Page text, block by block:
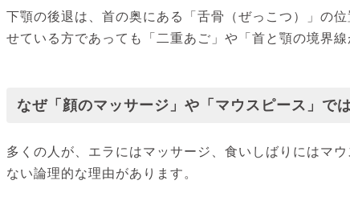
下顎の後退は、首の奥にある「舌骨（ぜっこつ）」の
せている方であっても「二重あご」や「首と顎の境界
なぜ「顔のマッサージ」や「マウスピース」で
多くの人が、エラにはマッサージ、食いしばりにはマ
ない論理的な理由があります。